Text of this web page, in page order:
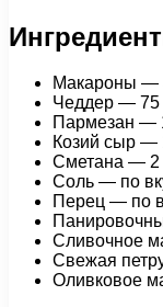
Макароны —
Чеддер — 75
Пармезан —
Козий сыр —
Сметана — 2
Соль — по
Перец — по
Сливочное
Свежая
Оливковое